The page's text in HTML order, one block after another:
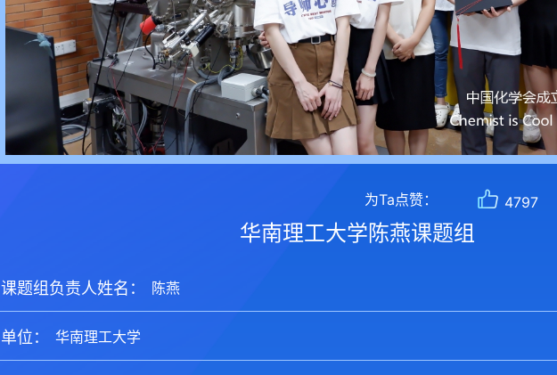
为Ta点赞： 4797
华南理工大学陈燕课题组
课题组负责人姓名：
单位：